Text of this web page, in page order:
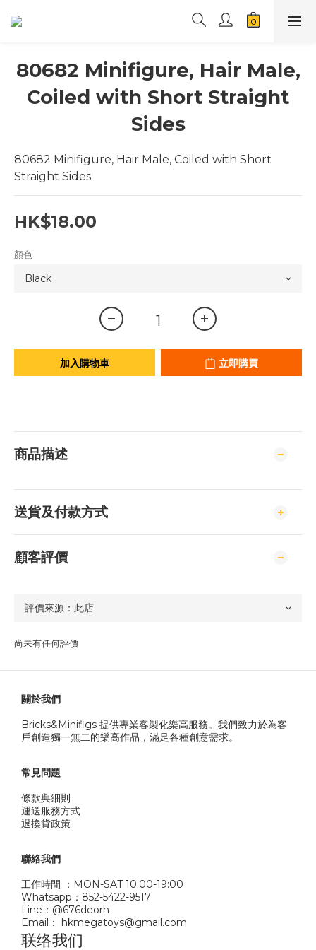
80682 Minifigure, Hair Male,
Coiled with Short Straight
Sides
80682 Minifigure, Hair Male, Coiled with Short
Straight Sides
HK$18.00
顏色
加入購物車 立即購買
商品描述
送貨及付款方式
顧客評價
尚未有任何評價
關於我們
Bricks&Minifigs 提供專業客製化樂高服務。我們致力於為客
戶創造獨一無二的樂高作品，滿足各種創意需求。
常見問題
條款與細則
運送服務方式
退換貨政策
聯絡我們
工作時間 ：MON-SAT 10:00-19:00
Whatsapp：852-5422-9517
Line：@676deorh
Email： hkmegatoys@gmail.com
联络我们